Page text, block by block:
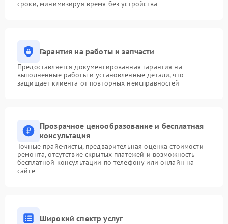
сроки, минимизируя время без устройства
Гарантия на работы и запчасти
Предоставляется документированная гарантия на
выполненные работы и установленные детали, что
защищает клиента от повторных неисправностей
Прозрачное ценообразование и бесплатная
консультация
Точные прайс-листы, предварительная оценка стоимости
ремонта, отсутствие скрытых платежей и возможность
бесплатной консультации по телефону или онлайн на
сайте
Широкий спектр услуг